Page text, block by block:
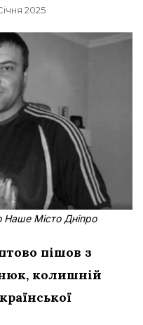
2025
Місто Дніпро
пішов з
колишній